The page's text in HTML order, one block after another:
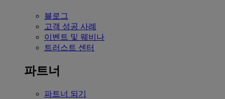
블로그
고객 성공 사례
이벤트 및 웨비나
트러스트 센터
파트너
파트너 되기